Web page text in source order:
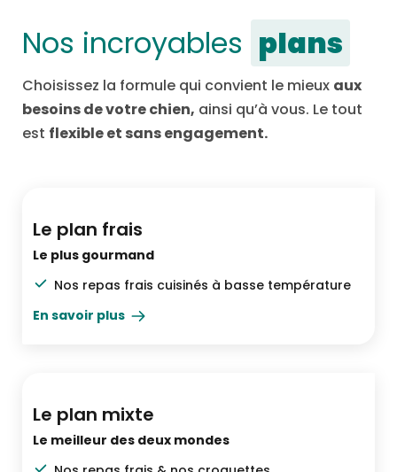
Nos incroyables plans
Choisissez la formule qui convient le mieux aux
besoins de votre chien, ainsi qu’à vous. Le tout
est flexible et sans engagement.
Le top du top
Le plan frais
Le plus gourmand
Nos repas frais cuisinés à basse température
En savoir plus
Pratique & varié
Le plan mixte
Le meilleur des deux mondes